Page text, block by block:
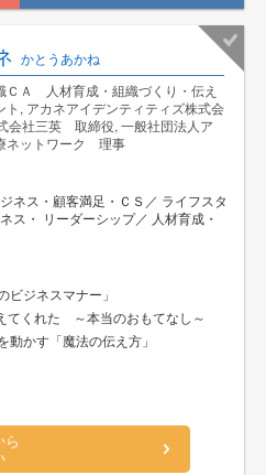
かとうあかね
ＣＡ 人材育成・組織づくり・伝え
ト, アカネアイデンティティズ株式会
会社三英 取締役, 一般社団法人ア
ネットワーク 理事
ネス・顧客満足・ＣＳ／ ライフスタ
ス・ リーダーシップ／ 人材育成・
ジネスマナー」
てくれた ～本当のおもてなし～
かす「魔法の伝え方」
ら